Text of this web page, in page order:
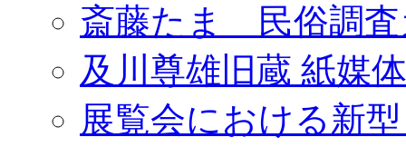
斎藤たま 民俗調査
及川尊雄旧蔵 紙媒
展覧会における新